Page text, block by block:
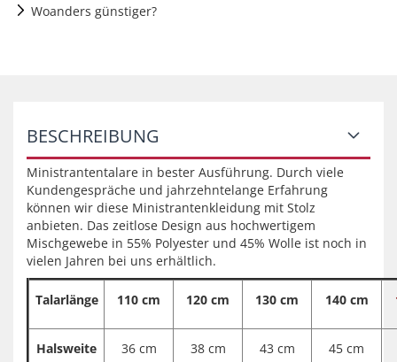
Woanders günstiger?
BESCHREIBUNG
Ministrantentalare in bester Ausführung. Durch viele
Kundengespräche und jahrzehntelange Erfahrung
können wir diese Ministrantenkleidung mit Stolz
anbieten. Das zeitlose Design aus hochwertigem
Mischgewebe in 55% Polyester und 45% Wolle ist noch in
vielen Jahren bei uns erhältlich.
Talarlänge 110 cm 120 cm 130 cm 140 cm
Halsweite 36 cm 38 cm 43 cm 45 cm